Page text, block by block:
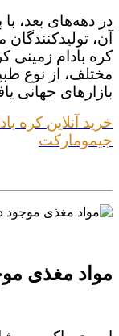
در دهه‌های بعد،
آن،
کره بادام زمینی
مختلف، از نوع
بازارهای جهانی
خرید آنلاین کره
جیمومارکت
مواد مغذی